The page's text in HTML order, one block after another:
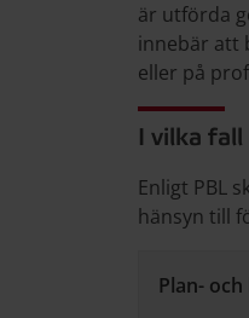
är utförda
innebär att
eller på
I vilka
Enligt PBL
hänsyn till
Plan- och